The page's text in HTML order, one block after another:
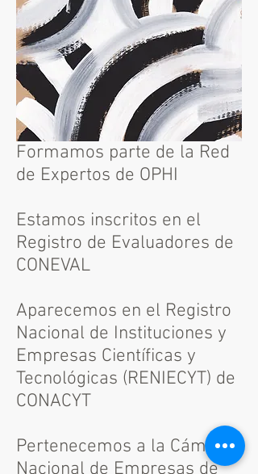
Formamos parte de la Red
de Expertos de OPHI
Estamos inscritos en el
Registro de Evaluadores de
CONEVAL
Aparecemos en el Registro
Nacional de Instituciones y
Empresas Científicas y
Tecnológicas (RENIECYT) de
CONACYT
Pertenecemos a la Cámara
Nacional de Empresas de